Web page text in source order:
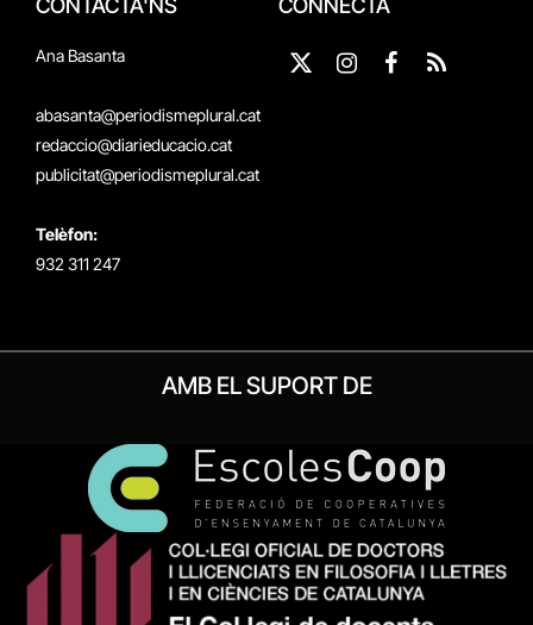
CONTACTA'NS
Ana Basanta
abasanta@periodismeplural.cat
redaccio@diarieducacio.cat
publicitat@periodismeplural.cat
Telèfon:
932 311 247
CONNECTA
X
Instagram
Facebook
RSS
AMB EL SUPORT DE